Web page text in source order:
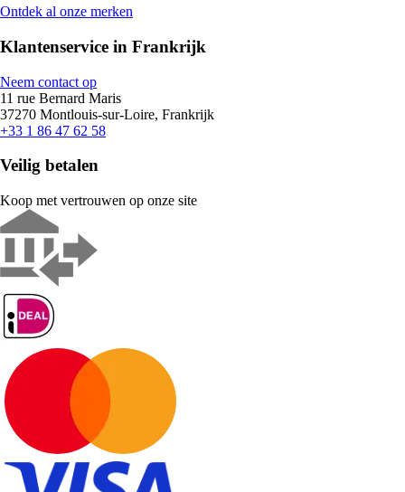
Ontdek al onze merken
Klantenservice in Frankrijk
Neem contact op
11 rue Bernard Maris
37270 Montlouis-sur-Loire, Frankrijk
+33 1 86 47 62 58
Veilig betalen
Koop met vertrouwen op onze site